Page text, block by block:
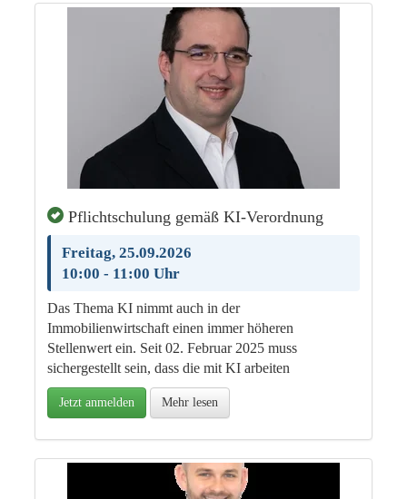
Pflichtschulung gemäß KI-Verordnung
Freitag, 25.09.2026
10:00 - 11:00 Uhr
Das Thema KI nimmt auch in der
Immobilienwirtschaft einen immer höheren
Stellenwert ein. Seit 02. Februar 2025 muss
sichergestellt sein, dass die mit KI arbeiten
Jetzt anmelden Mehr lesen